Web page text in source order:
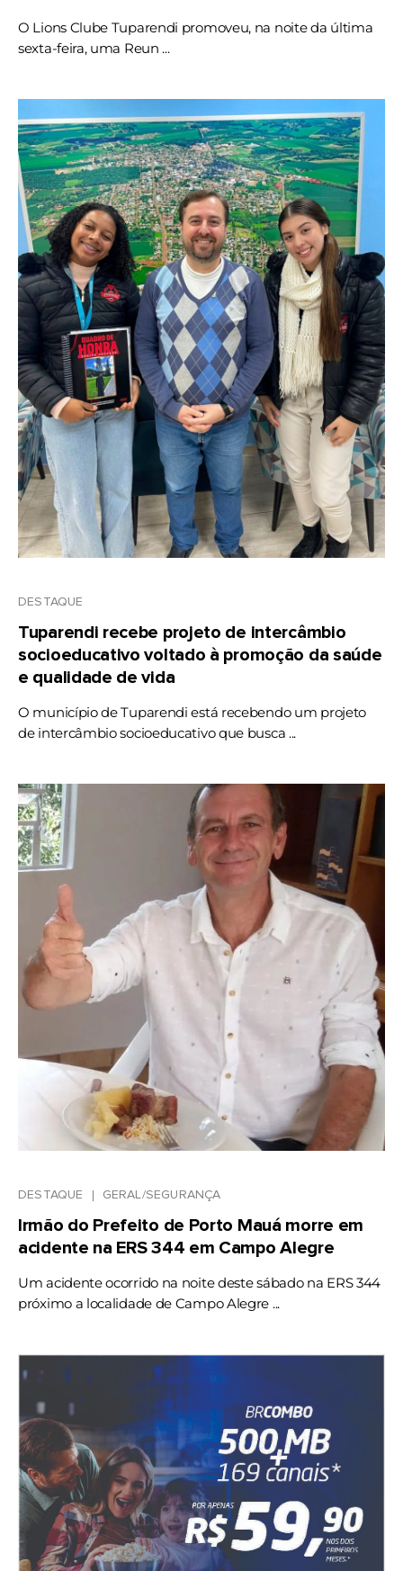
O Lions Clube Tuparendi promoveu, na noite da última
sexta-feira, uma Reun ...
DESTAQUE
Tuparendi recebe projeto de intercâmbio
socioeducativo voltado à promoção da saúde
e qualidade de vida
O município de Tuparendi está recebendo um projeto
de intercâmbio socioeducativo que busca ...
DESTAQUE GERAL/SEGURANÇA
Irmão do Prefeito de Porto Mauá morre em
acidente na ERS 344 em Campo Alegre
Um acidente ocorrido na noite deste sábado na ERS 344
próximo a localidade de Campo Alegre ...